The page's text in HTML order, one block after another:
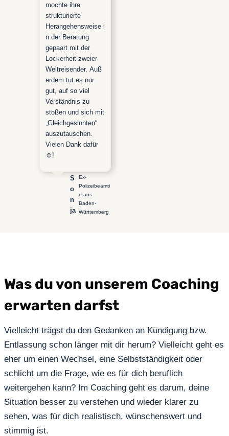
mochte ihre
strukturierte
Herangehensweise i
n der Beratung
gepaart mit der
Lockerheit zweier
Weltreisender. Auß
erdem tut es nur
gut, auf so viel
Verständnis zu
stoßen und sich mit
„Gleichgesinnten“
auszutauschen.
Vielen Dank dafür
☺️!
S
o
n
ja
Ex-
Polizeibeamti
n aus
Baden-
Württemberg
Was du von unserem Coaching
erwarten darfst
Vielleicht trägst du den Gedanken an Kündigung bzw.
Entlassung schon länger mit dir herum? Vielleicht geht es
eher um einen Wechsel, eine Selbstständigkeit oder
schlicht um die Frage, wie es für dich beruflich
weitergehen kann? Im Coaching geht es darum, deine
Situation besser zu verstehen und wieder klarer zu
sehen, was für dich realistisch, wünschenswert und
stimmig ist.